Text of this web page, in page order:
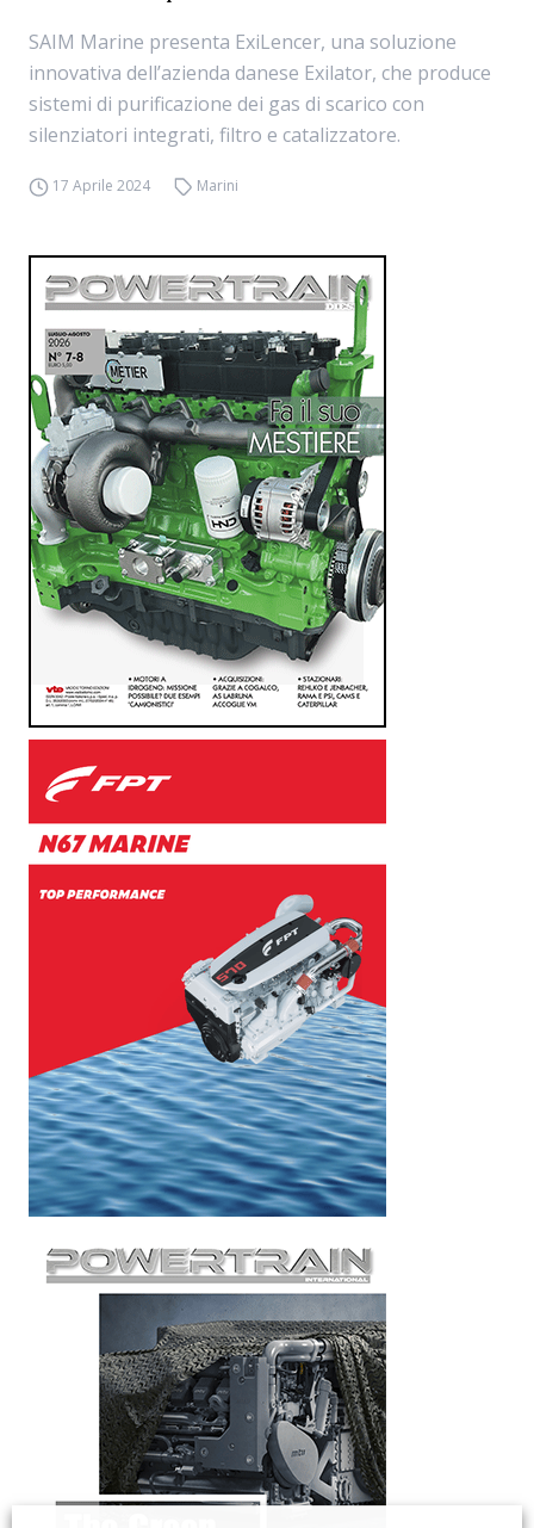
SAIM Marine presenta ExiLencer, una soluzione
innovativa dell’azienda danese Exilator, che produce
sistemi di purificazione dei gas di scarico con
silenziatori integrati, filtro e catalizzatore.
17 Aprile 2024 Marini